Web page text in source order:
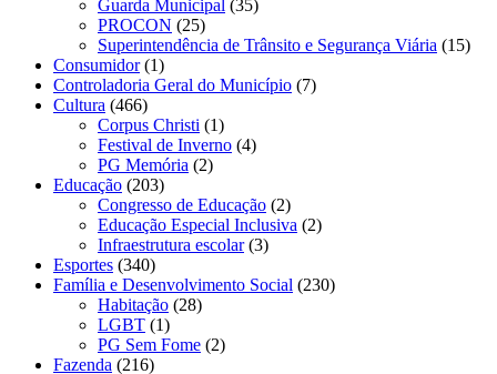
Guarda Municipal (35)
PROCON (25)
Superintendência de Trânsito e Segurança Viária (15)
Consumidor(1)
Controladoria Geral do Município (7)
Cultura (466)
Corpus Christi (1)
Festival de Inverno (4)
PG Memória (2)
Educação (203)
Congresso de Educação (2)
Educação Especial Inclusiva (2)
Infraestrutura escolar(3)
Esportes (340)
Família e Desenvolvimento Social (230)
Habitação (28)
LGBT (1)
PG Sem Fome (2)
Fazenda (216)